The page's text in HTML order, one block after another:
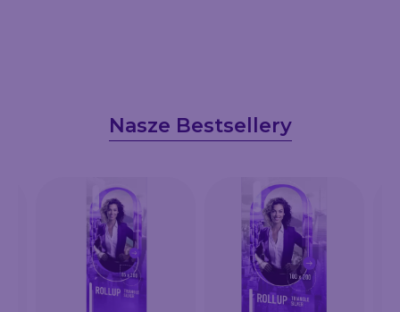
Nasze Bestsellery